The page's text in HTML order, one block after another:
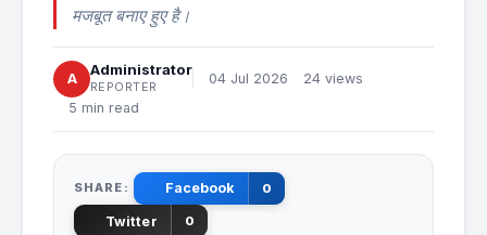
मजबूत बनाए हुए है।
A
Administrator
REPORTER 04 Jul 2026
24 views
5 min read
SHARE: Facebook 0
Twitter 0